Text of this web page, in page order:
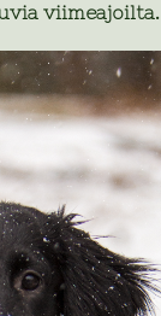
viimeajoilta.